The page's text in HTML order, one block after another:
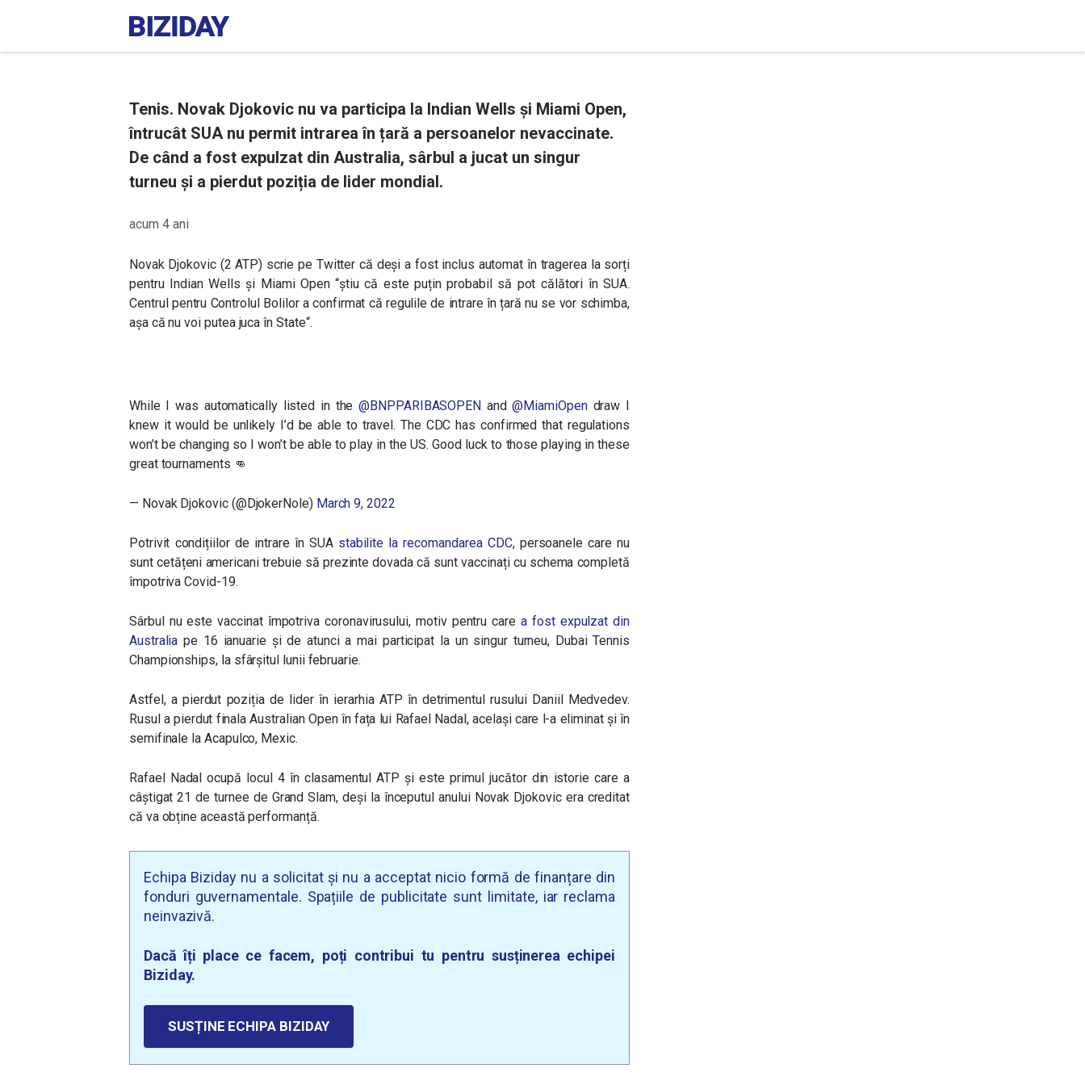
Tenis. Novak Djokovic nu va participa la Indian Wells și Miami Open,
întrucât SUA nu permit intrarea în țară a persoanelor nevaccinate.
De când a fost expulzat din Australia, sârbul a jucat un singur
turneu și a pierdut poziția de lider mondial.
acum 4 ani
Novak Djokovic (2 ATP) scrie pe Twitter că deși a fost inclus automat în tragerea la sorți
pentru Indian Wells și Miami Open“știu că este puțin probabil să pot călători în SUA.
Centrul pentru Controlul Bolilor a confirmat că regulile de intrare în țară nu se vor schimba,
așa că nu voi putea juca în State“.
While I was automatically listed in the@BNPPARIBASOPEN and@MiamiOpendraw I
knew it would be unlikely I’d be able to travel. The CDC has confirmed that regulations
won’t be changing so I won’t be able to play in the US. Good luck to those playing in these
great tournaments 👊
— Novak Djokovic (@DjokerNole) March 9, 2022
Potrivit condițiilor de intrare în SUA stabilite la recomandarea CDC, persoanele care nu
sunt cetățeni americani trebuie să prezinte dovada că sunt vaccinați cu schema completă
împotriva Covid-19.
Sârbul nu este vaccinat împotriva coronavirusului, motiv pentru carea fost expulzat din
Australia pe 16 ianuarie și de atunci a mai participat la un singur turneu, Dubai Tennis
Championships, la sfârșitul lunii februarie.
Astfel, a pierdut poziția de lider în ierarhia ATP în detrimentul rusului Daniil Medvedev.
Rusul a pierdut finala Australian Open în fața lui Rafael Nadal, același care l-a eliminat și în
semifinale la Acapulco, Mexic.
Rafael Nadal ocupă locul 4 în clasamentul ATP și este primul jucător din istorie care a
câștigat 21 de turnee de Grand Slam, deși la începutul anului Novak Djokovic era creditat
că va obține această performanță.
Echipa Biziday nu a solicitat și nu a acceptat nicio formă de finanțare din
fonduri guvernamentale. Spațiile de publicitate sunt limitate, iar reclama
neinvazivă.
Dacă îți place ce facem, poți contribui tu pentru susținerea echipei
Biziday.
SUSȚINE ECHIPA BIZIDAY